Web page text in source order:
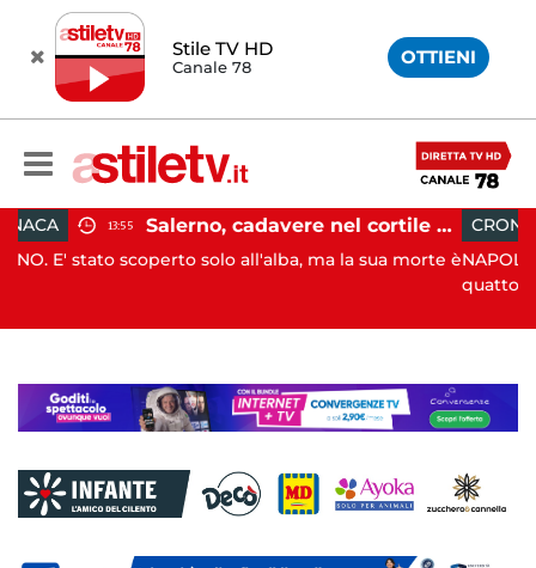
Stile TV HD
Canale 78 OTTIENI
Salerno, cadavere nel cortile di un palazzo: indaga la Polizia
all'alba, ma la sua morte è
CRONACA 13:05
NAPOLI. I genitori di Martina